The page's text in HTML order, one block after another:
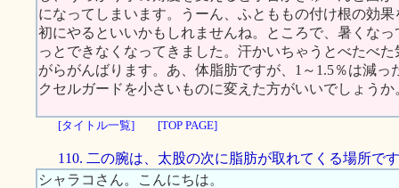
になってしまいます。うーん、ふとももの付け根の効
初にやるといいかもしれませんね。ところで、暑くな
っとできなくなってきました。汗かいちゃうとべたべ
がらがんばります。あ、体脂肪ですが、1～1.5％は減
クセルガードを小さいものに変えた方がいいでしょう
[タイトル一覧] [TOP PAGE]
110. 二の腕は、太股の次に脂肪が取れてくる場所です
シャラコさん。こんにちは。